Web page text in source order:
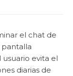
el chat de
pantalla
evita el
diarias de